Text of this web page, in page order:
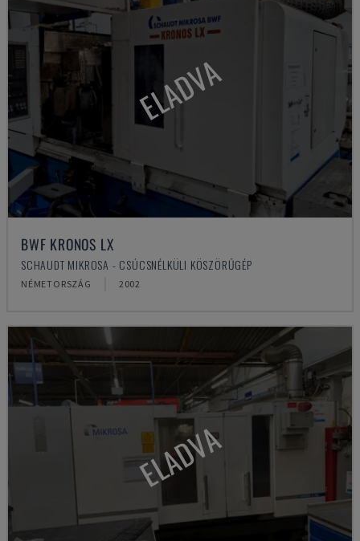
ELADVA
BWF KRONOS LX
SCHAUDT MIKROSA - CSÚCSNÉLKÜLI KÖSZÖRŰGÉP
NÉMETORSZÁG 2002
ELADVA